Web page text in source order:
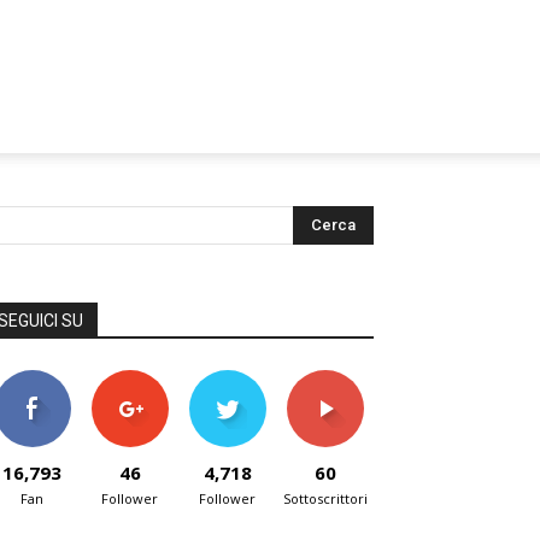
SU
16,793
Fan
46
Follower
4,718
Follower
60
Sottoscrittori